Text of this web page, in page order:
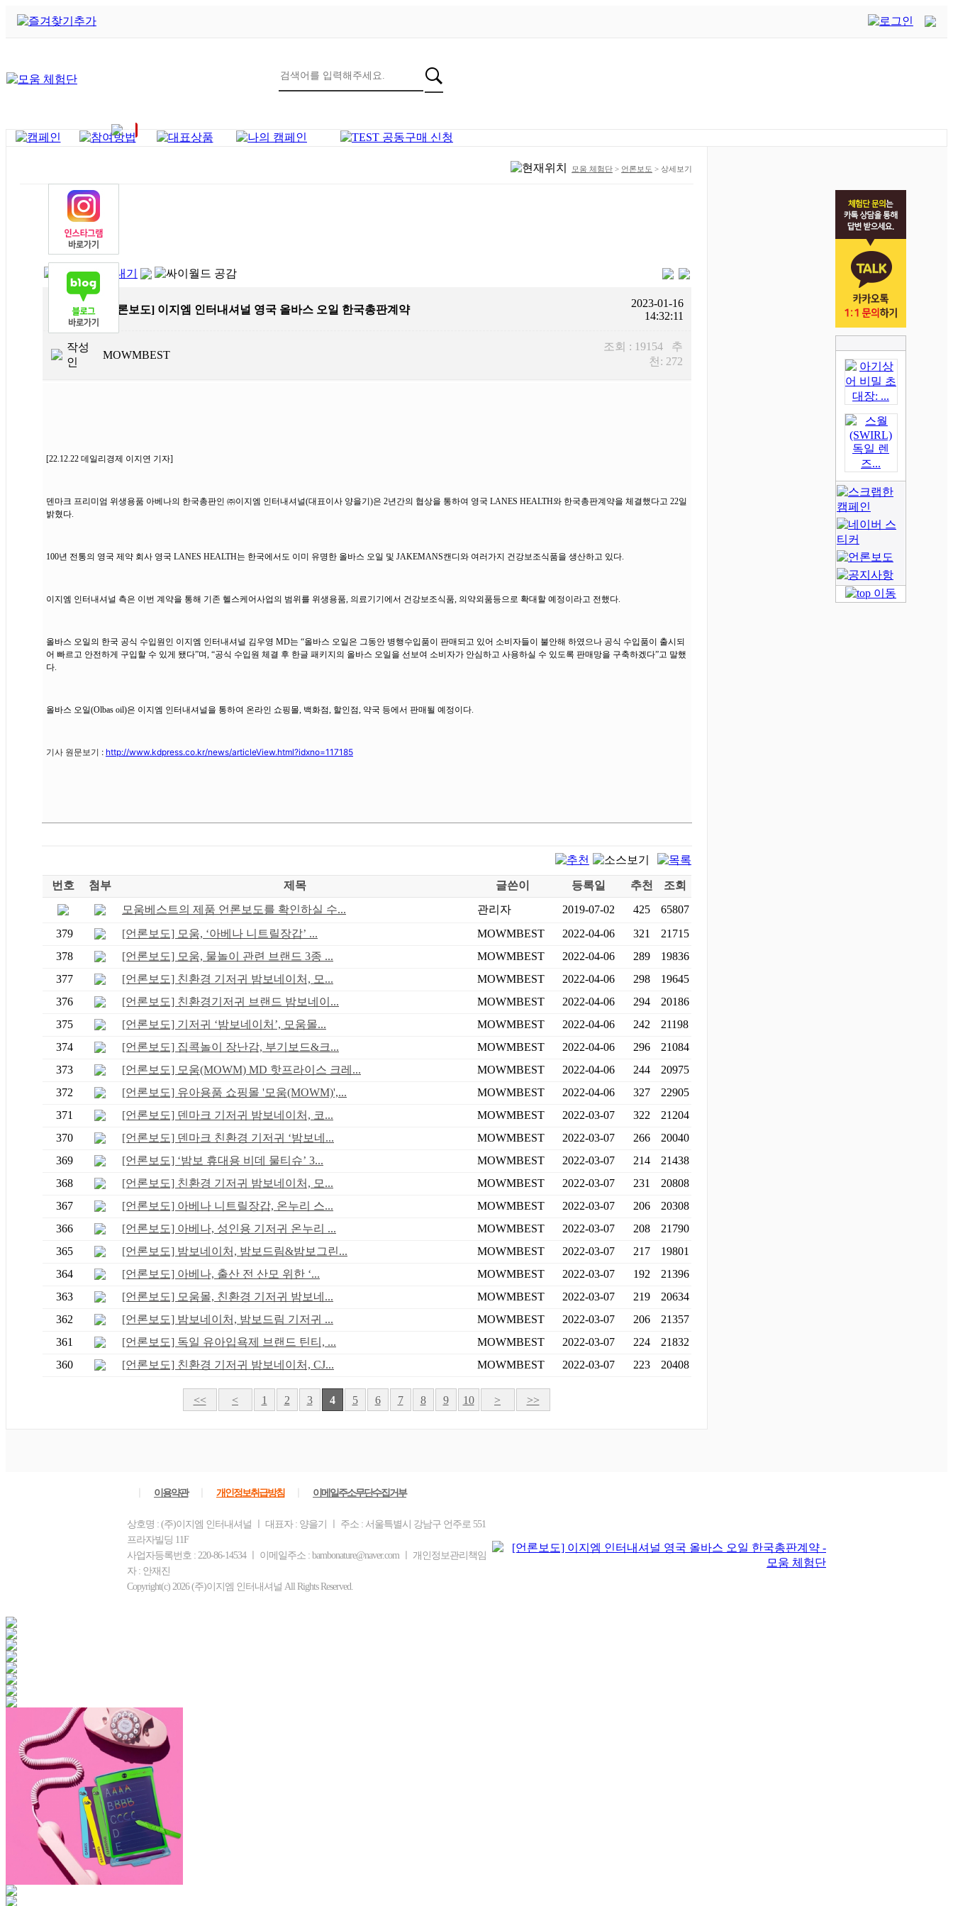
7
모움 체험단 > 언론보도 > 상세보기
제목 [언론보도] 이지엠 인터내셔널 영국 올바스 오일 한국총판계약
2023-01-16
14:32:11
작성
인
MOWMBEST
조회 : 19154 추
천: 272
[22.12.22 데일리경제 이지연 기자]
덴마크 프리미엄 위생용품 아베나의 한국총판인 ㈜이지엠 인터내셔널(대표이사 양을기)은 2년간의 협상을 통하여 영국 LANES HEALTH와 한국총판계약을 체결했다고 22일
밝혔다.
100년 전통의 영국 제약 회사 영국 LANES HEALTH는 한국에서도 이미 유명한 올바스 오일 및 JAKEMANS캔디와 여러가지 건강보조식품을 생산하고 있다.
이지엠 인터내셔널 측은 이번 계약을 통해 기존 헬스케어사업의 범위를 위생용품, 의료기기에서 건강보조식품, 의약외품등으로 확대할 예정이라고 전했다.
올바스 오일의 한국 공식 수입원인 이지엠 인터내셔널 김우영 MD는 “올바스 오일은 그동안 병행수입품이 판매되고 있어 소비자들이 불안해 하였으나 공식 수입품이 출시되
어 빠르고 안전하게 구입할 수 있게 됐다”며, “공식 수입원 체결 후 한글 패키지의 올바스 오일을 선보여 소비자가 안심하고 사용하실 수 있도록 판매망을 구축하겠다”고 말했
다.
올바스 오일(Olbas oil)은 이지엠 인터내셔널을 통하여 온라인 쇼핑몰, 백화점, 할인점, 약국 등에서 판매될 예정이다.
기사 원문보기 : http://www.kdpress.co.kr/news/articleView.html?idxno=117185
번호 첨부 제목 글쓴이 등록일 추천
조회
모움베스트의 제품 언론보도를 확인하실 수...
관리자 2019-07-02 425
65807
379
[언론보도] 모움, ‘아베나 니트릴장갑’ ... MOWMBEST 2022-04-06 321
21715
378
[언론보도] 모움, 물놀이 관련 브랜드 3종 ... MOWMBEST 2022-04-06 289
19836
377
[언론보도] 친환경 기저귀 밤보네이처, 모... MOWMBEST 2022-04-06 298
19645
376
[언론보도] 친환경기저귀 브랜드 밤보네이... MOWMBEST 2022-04-06 294
20186
375
[언론보도] 기저귀 ‘밤보네이처’, 모움몰... MOWMBEST 2022-04-06 242
21198
374
[언론보도] 집콕놀이 장난감, 부기보드&크... MOWMBEST 2022-04-06 296
21084
373
[언론보도] 모움(MOWM) MD 핫프라이스 크레... MOWMBEST 2022-04-06 244
20975
372
[언론보도] 유아용품 쇼핑몰 '모움(MOWM)',... MOWMBEST 2022-04-06 327
22905
371
[언론보도] 덴마크 기저귀 밤보네이처, 코... MOWMBEST 2022-03-07 322
21204
370
[언론보도] 덴마크 친환경 기저귀 ‘밤보네... MOWMBEST 2022-03-07 266
20040
369
[언론보도] ‘밤보 휴대용 비데 물티슈’ 3... MOWMBEST 2022-03-07 214
21438
368
[언론보도] 친환경 기저귀 밤보네이처, 모... MOWMBEST 2022-03-07 231
20808
367
[언론보도] 아베나 니트릴장갑, 온누리 스... MOWMBEST 2022-03-07 206
20308
366
[언론보도] 아베나, 성인용 기저귀 온누리 ... MOWMBEST 2022-03-07 208
21790
365
[언론보도] 밤보네이처, 밤보드림&밤보그린... MOWMBEST 2022-03-07 217
19801
364
[언론보도] 아베나, 출산 전 산모 위한 ‘... MOWMBEST 2022-03-07 192
21396
363
[언론보도] 모움몰, 친환경 기저귀 밤보네... MOWMBEST 2022-03-07 219
20634
362
[언론보도] 밤보네이처, 밤보드림 기저귀 ... MOWMBEST 2022-03-07 206
21357
361
[언론보도] 독일 유아입욕제 브랜드 틴티, ... MOWMBEST 2022-03-07 224
21832
360
[언론보도] 친환경 기저귀 밤보네이처, CJ... MOWMBEST 2022-03-07 223 20408
<< < 1 2 3 4 5 6 7 8 9 10 > >>
이용약관 개인정보취급방침 이메일주소무단수집거부
상호명 : (주)이지엠 인터내셔널 ㅣ 대표자 : 양을기 ㅣ 주소 : 서울특별시 강남구 언주로 551
프라자빌딩 11F
사업자등록번호 : 220-86-14534 ㅣ 이메일주소 : bambonature@naver.com ㅣ 개인정보관리책임
자 : 안재진
Copyright(c) 2026 (주)이지엠 인터내셔널 All Rights Reserved.